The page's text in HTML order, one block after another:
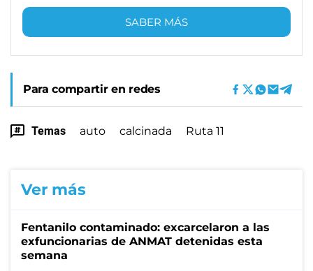
SABER MÁS
Para compartir en redes
Temas auto calcinada Ruta 11
Ver más
Fentanilo contaminado: excarcelaron a las
exfuncionarias de ANMAT detenidas esta
semana